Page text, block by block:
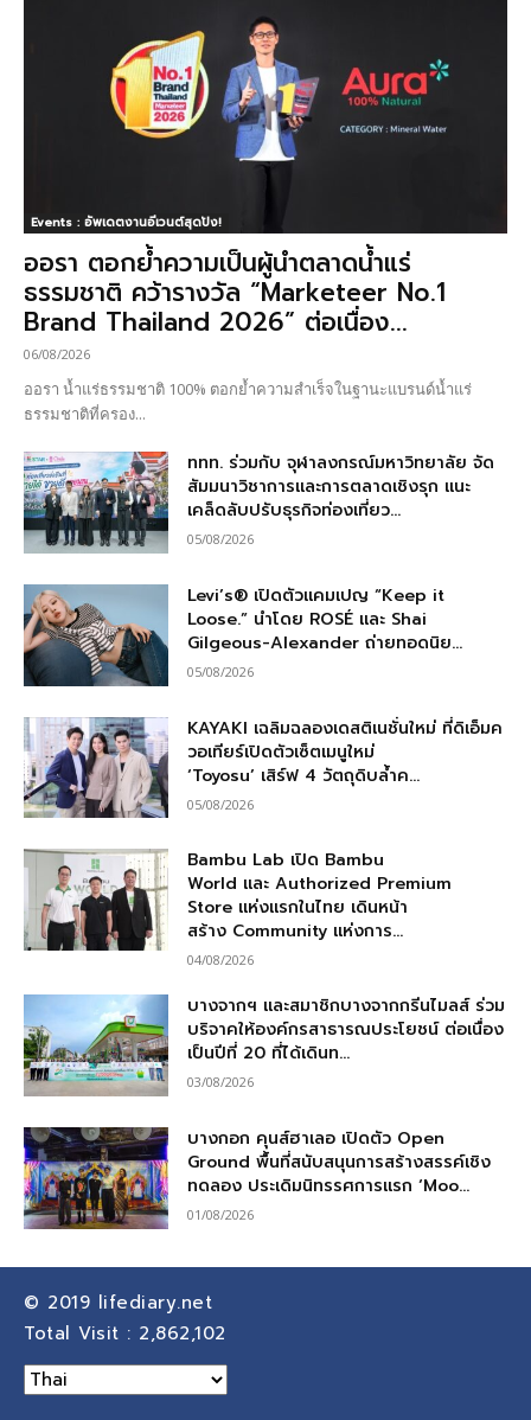
Events : อัพเดตงานอีเวนต์สุดปัง!
ออรา ตอกย้ำความเป็นผู้นำตลาดน้ำแร่
ธรรมชาติ คว้ารางวัล “Marketeer No.1
Brand Thailand 2026” ต่อเนื่อง...
06/08/2026
ออรา น้ำแร่ธรรมชาติ 100% ตอกย้ำความสำเร็จในฐานะแบรนด์น้ำแร่
ธรรมชาติที่ครอง...
ททท. ร่วมกับ จุฬาลงกรณ์มหาวิทยาลัย จัด
สัมมนาวิชาการและการตลาดเชิงรุก แนะ
เคล็ดลับปรับธุรกิจท่องเที่ยว...
05/08/2026
Levi’s® เปิดตัวแคมเปญ “Keep it
Loose.” นำโดย ROSÉ และ Shai
Gilgeous-Alexander ถ่ายทอดนิย...
05/08/2026
KAYAKI เฉลิมฉลองเดสติเนชั่นใหม่ ที่ดิเอ็มค
วอเทียร์เปิดตัวเซ็ตเมนูใหม่
‘Toyosu’ เสิร์ฟ 4 วัตถุดิบล้ำค...
05/08/2026
Bambu Lab เปิด Bambu
World และ Authorized Premium
Store แห่งแรกในไทย เดินหน้า
สร้าง Community แห่งการ...
04/08/2026
บางจากฯ และสมาชิกบางจากกรีนไมลส์ ร่วม
บริจาคให้องค์กรสาธารณประโยชน์ ต่อเนื่อง
เป็นปีที่ 20 ที่ได้เดินท...
03/08/2026
บางกอก คุนส์ฮาเลอ เปิดตัว Open
Ground พื้นที่สนับสนุนการสร้างสรรค์เชิง
ทดลอง ประเดิมนิทรรศการแรก ‘Moo...
01/08/2026
© 2019 lifediary.net
Total Visit : 2,862,102